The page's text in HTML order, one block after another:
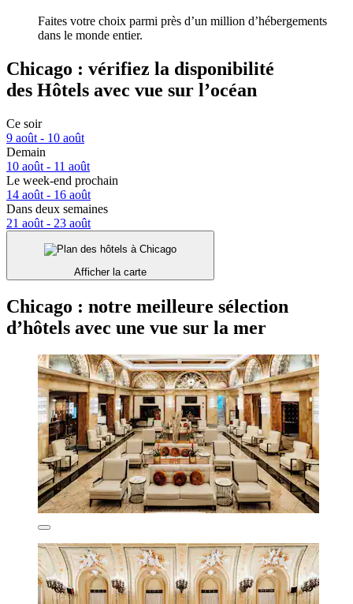
Faites votre choix parmi près d’un million d’hébergements
dans le monde entier.
Chicago : vérifiez la disponibilité
des Hôtels avec vue sur l’océan
Ce soir
9 août - 10 août
Demain
10 août - 11 août
Le week-end prochain
14 août - 16 août
Dans deux semaines
21 août - 23 août
Afficher la carte
Chicago : notre meilleure sélection
d’hôtels avec une vue sur la mer